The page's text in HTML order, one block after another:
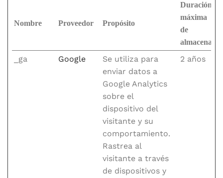
Nombre Proveedor Propósito
Duración
máxima
de
_ga Google
Se utiliza para
enviar datos a
Google Analytics
sobre el
dispositivo del
visitante y su
comportamiento.
Rastrea al
visitante a través
de dispositivos y
2 años